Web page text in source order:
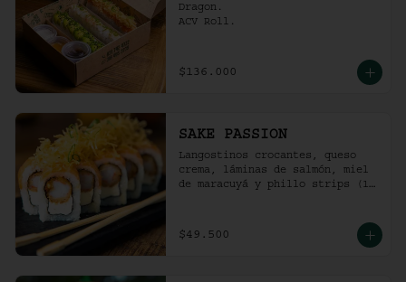
Dragon.
ACV Roll.
$136.000
SAKE PASSION
Langostinos crocantes, queso
crema, láminas de salmón, miel
de maracuyá y phillo strips (10
$49.500